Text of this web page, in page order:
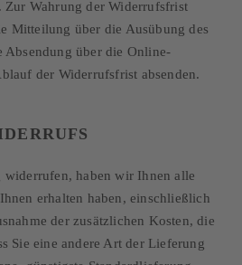
Zur Wahrung der Widerrufsfrist
Mitteilung über die Ausübung des
Absendung über die Online-
der Widerrufsfrist absenden.
widerrufen, haben wir Ihnen alle
erhalten haben, einschließlich
der zusätzlichen Kosten, die
Sie eine andere Art der Lieferung